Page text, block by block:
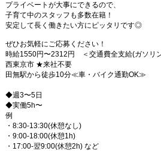
プライベートが大事にできるので、
子育て中のスタッフも多数在籍！
安定して長く働きたい方にピッタリです◎
ぜひお気軽にご応募ください！
時給1550円〜2312円 ＜交通費全支給(ガソリ
西東京市 ★来社不要
田無駅から徒歩10分≪車・バイク通勤OK≫
◆週3〜5日
◆実働5h〜
例
・8:30-13:30(休憩なし)
・9:00-18:00(休憩1h)
・17:00-翌9:00(休憩2h) など